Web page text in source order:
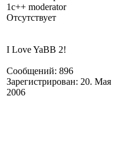
1c++ moderator
Отсутствует
I Love YaBB 2!
Сообщений: 896
Зарегистрирован: 20. Мая
2006